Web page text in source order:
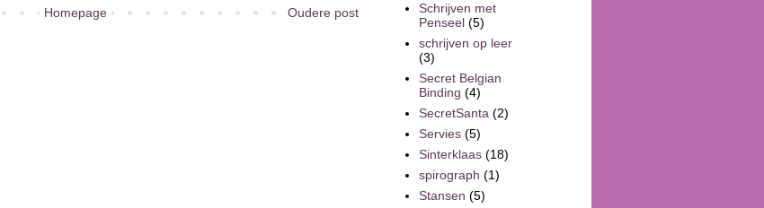
Oudere post
Homepage
Schrijven met
Penseel (5)
schrijven op leer
(3)
Secret Belgian
Binding (4)
SecretSanta (2)
Servies (5)
Sinterklaas (18)
spirograph (1)
Stansen (5)